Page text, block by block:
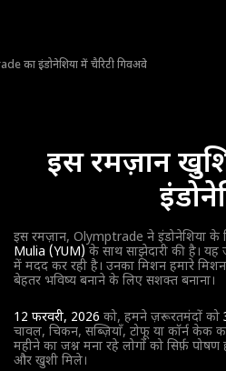
का इंडोनेशिया में चैरिटी गिवअवे
इस रमज़ान
इस रमज़ान, Olymptrade ने इंडोनेशिया
Mulia (YUM) के साथ साझेदारी की है। यह
में मदद कर रही है। उनका मिशन हमारे
बेहतर भविष्य बनाने के लिए सशक्त बनाना।
12 फरवरी, 2026 को, हमने ज़रूरतमंदों को
चावल, चिकन, सब्ज़ियाँ, टोफू या कॉर्न केक
महीने का जश्न मना रहे लोगों को सिर्फ़
और खुशी मिले।